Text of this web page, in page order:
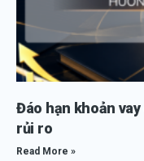
Đáo hạn khoản
rủi ro
Read More »